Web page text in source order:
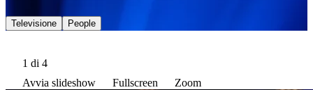
Televisione People
1 di 4
Avvia slideshow
Fullscreen Zoom